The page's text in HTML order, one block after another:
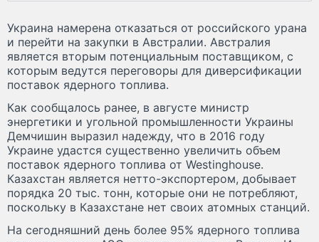
Украина намерена отказаться от российского урана
и перейти на закупки в Австралии. Австралия
является вторым потенциальным поставщиком, с
которым ведутся переговоры для диверсификации
поставок ядерного топлива.
Как сообщалось ранее, в августе министр
энергетики и угольной промышленности Украины
Демчишин выразил надежду, что в 2016 году
Украине удастся существенно увеличить объем
поставок ядерного топлива от Westinghouse.
Казахстан является нетто-экспортером, добывает
порядка 20 тыс. тонн, которые они не потребляют,
поскольку в Казахстане нет своих атомных станций.
На сегодняшний день более 95% ядерного топлива